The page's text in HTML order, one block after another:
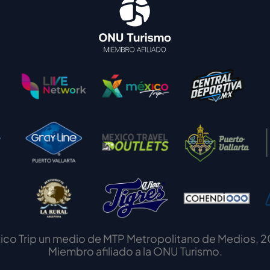
Trip un medio de MTP Metropolitano de Medios,
Miembro afiliado a la ONU Turismo.